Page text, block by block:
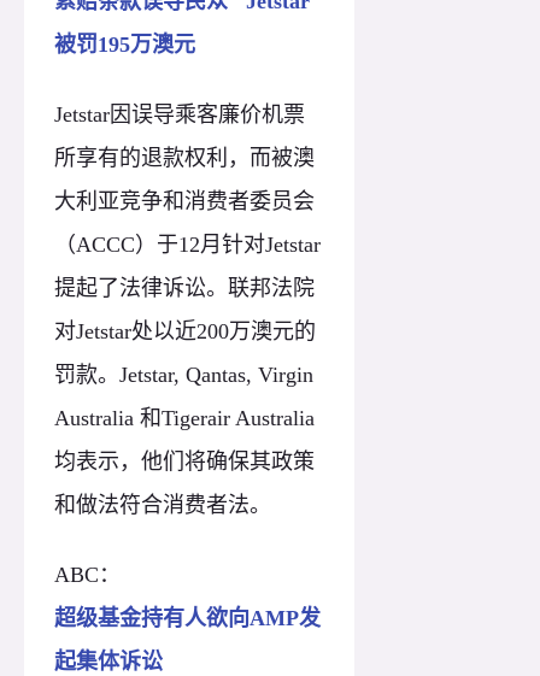
被罚195万澳元
Jetstar因误导乘客廉价机票
所享有的退款权利，而被澳
大利亚竞争和消费者委员会
（ACCC）于12月针对Jetstar
提起了法律诉讼。联邦法院
对Jetstar处以近200万澳元的
罚款。Jetstar, Qantas, Virgin
Australia 和Tigerair Australia
均表示，他们将确保其政策
和做法符合消费者法。
ABC：
超级基金持有人欲向AMP发
起集体诉讼